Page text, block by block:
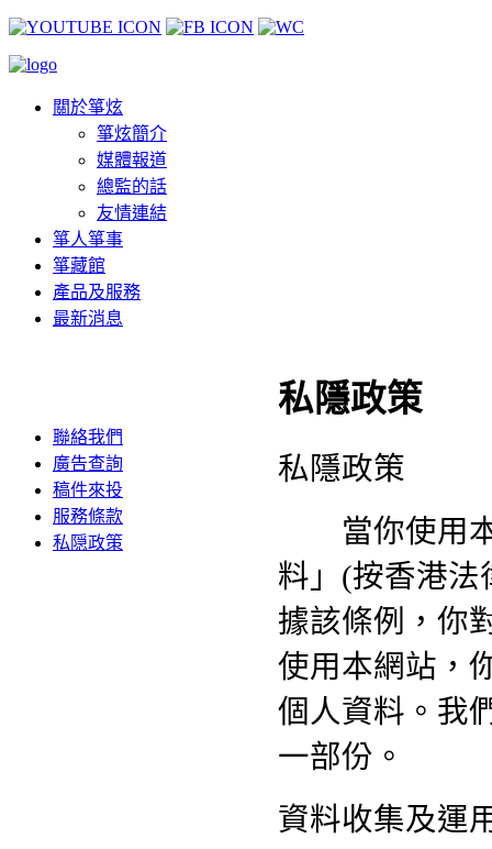
關於箏炫
箏炫簡介
媒體報道
總監的話
友情連結
箏人箏事
箏藏館
產品及服務
最新消息
私隱政策
私隱政策
當你使用本
料」(按香港法
據該條例，你
使用本網站，
個人資料。我
一部份。
資料收集及運
聯絡我們
廣告查詢
稿件來投
服務條款
私隠政策